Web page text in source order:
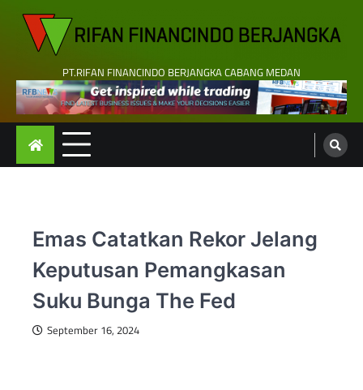
content
PT.RIFAN FINANCINDO BERJANGKA CABANG MEDAN
Emas Catatkan Rekor Jelang
Keputusan Pemangkasan
Suku Bunga The Fed
September 16, 2024